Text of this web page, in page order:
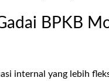
BPKB
internal yang lebih